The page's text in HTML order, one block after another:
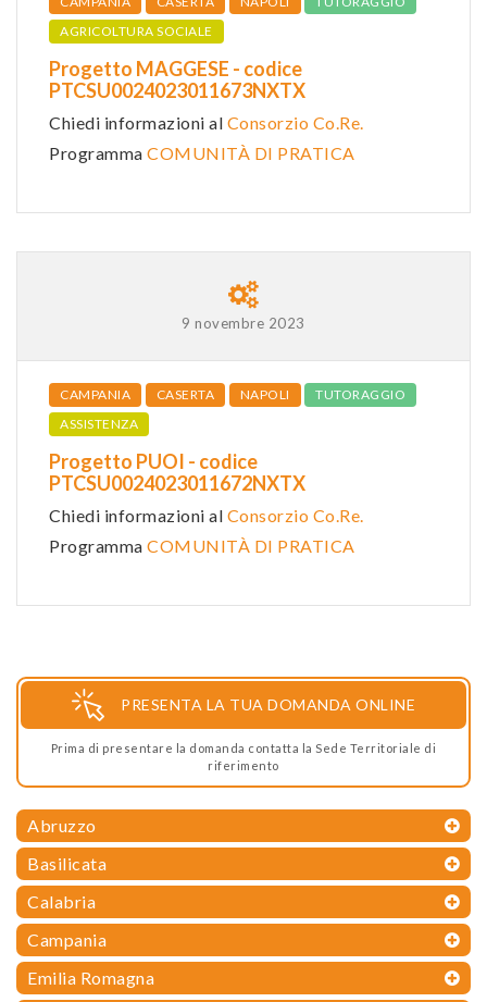
AGRICOLTURA SOCIALE
Progetto MAGGESE - codice
PTCSU0024023011673NXTX
Chiedi informazioni al Consorzio Co.Re.
Programma COMUNITÀ DI PRATICA
9 novembre 2023
CAMPANIA CASERTA NAPOLI
TUTORAGGIO
ASSISTENZA
Progetto PUOI - codice
PTCSU0024023011672NXTX
Chiedi informazioni al Consorzio Co.Re.
Programma COMUNITÀ DI PRATICA
PRESENTA LA TUA DOMANDA ONLINE
Prima di presentare la domanda contatta la Sede Territoriale di
riferimento
Abruzzo
Basilicata
Calabria
Campania
Emilia Romagna